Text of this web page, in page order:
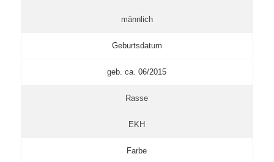
männlich
Geburtsdatum
geb. ca. 06/2015
Rasse
EKH
Farbe